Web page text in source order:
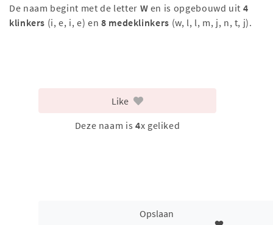
De naam begint met de letter W en is opgebouwd uit 4
klinkers (i, e, i, e) en8 medeklinkers (w, l, l, m, j, n, t, j).
Like
Deze naam is 4x geliked
Opslaan